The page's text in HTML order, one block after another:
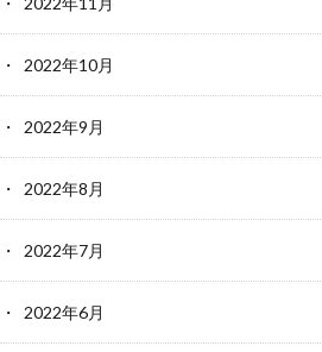
2022年10月
2022年9月
2022年8月
2022年7月
2022年6月